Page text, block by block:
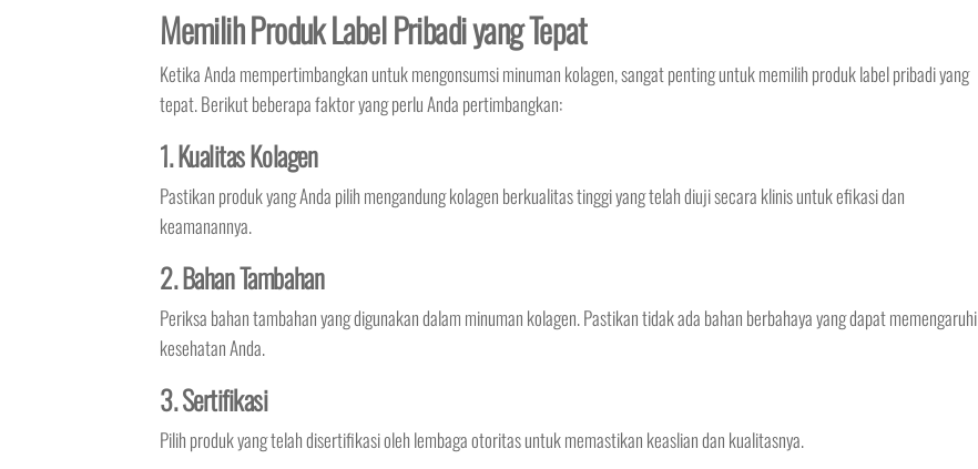
Memilih Produk Label Pribadi yang Tepat
Ketika Anda mempertimbangkan untuk mengonsumsi minuman kolagen, sangat penting untuk memilih produk label pribadi yang
tepat. Berikut beberapa faktor yang perlu Anda pertimbangkan:
1. Kualitas Kolagen
Pastikan produk yang Anda pilih mengandung kolagen berkualitas tinggi yang telah diuji secara klinis untuk efikasi dan
keamanannya.
2. Bahan Tambahan
Periksa bahan tambahan yang digunakan dalam minuman kolagen. Pastikan tidak ada bahan berbahaya yang dapat memengaruhi
kesehatan Anda.
3. Sertifikasi
Pilih produk yang telah disertifikasi oleh lembaga otoritas untuk memastikan keaslian dan kualitasnya.